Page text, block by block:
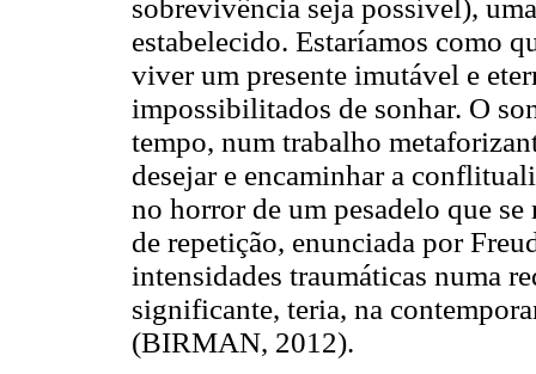
sobrevivência seja possível),
estabelecido. Estaríamos como
viver um presente imutável e
impossibilitados de sonhar. O
tempo, num trabalho
desejar e encaminhar a
no horror de um pesadelo que
de repetição, enunciada por
intensidades traumáticas numa
significante, teria, na
(BIRMAN, 2012).